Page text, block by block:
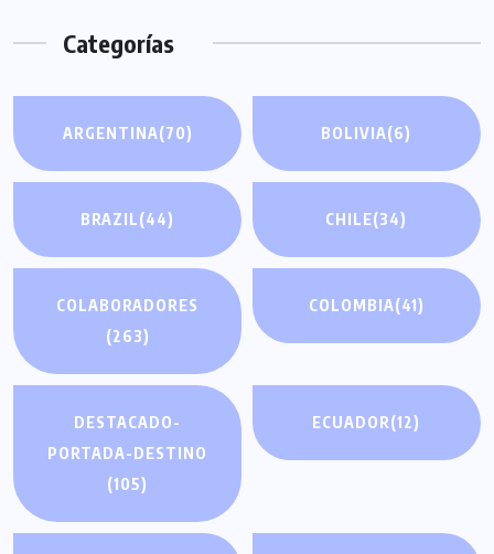
Categorías
ARGENTINA(70) BOLIVIA(6)
BRAZIL(44) CHILE(34)
COLABORADORES
(263)
COLOMBIA(41)
DESTACADO-
PORTADA-DESTINO
(105)
ECUADOR(12)